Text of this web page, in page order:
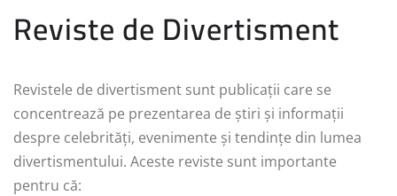
Reviste de Divertisment
Revistele de divertisment sunt publicații care se
concentrează pe prezentarea de știri și informații
despre celebrități, evenimente și tendințe din lumea
divertismentului. Aceste reviste sunt importante
pentru că: